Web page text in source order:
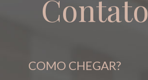
Contato
COMO CHEGAR?